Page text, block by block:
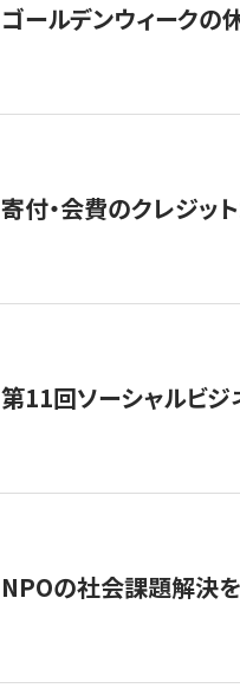
ゴールデンウィークの
寄付・会費のクレジッ
第11回ソーシャルビジ
NPOの社会課題解決